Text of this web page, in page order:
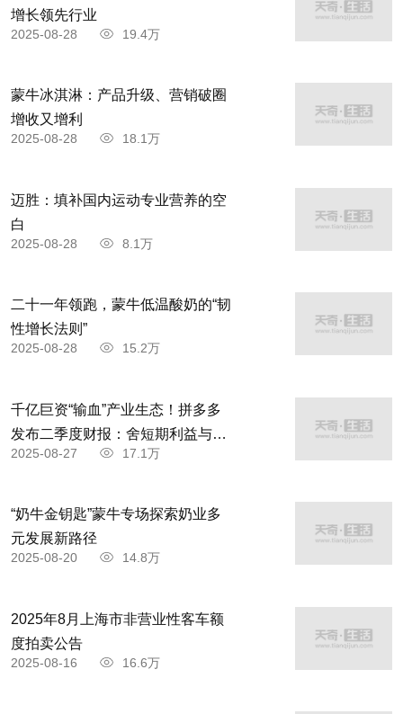
增长领先行业
2025-08-28 19.4万
蒙牛冰淇淋：产品升级、营销破圈
增收又增利
2025-08-28 18.1万
迈胜：填补国内运动专业营养的空
白
2025-08-28 8.1万
二十一年领跑，蒙牛低温酸奶的“韧
性增长法则”
2025-08-28 15.2万
千亿巨资“输血”产业生态！拼多多
发布二季度财报：舍短期利益与商
家共赴高质量发展
2025-08-27 17.1万
“奶牛金钥匙”蒙牛专场探索奶业多
元发展新路径
2025-08-20 14.8万
2025年8月上海市非营业性客车额
度拍卖公告
2025-08-16 16.6万